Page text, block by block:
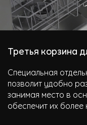
Третья корзина
Специальная
позволит удобно
занимая место в
обеспечит их более